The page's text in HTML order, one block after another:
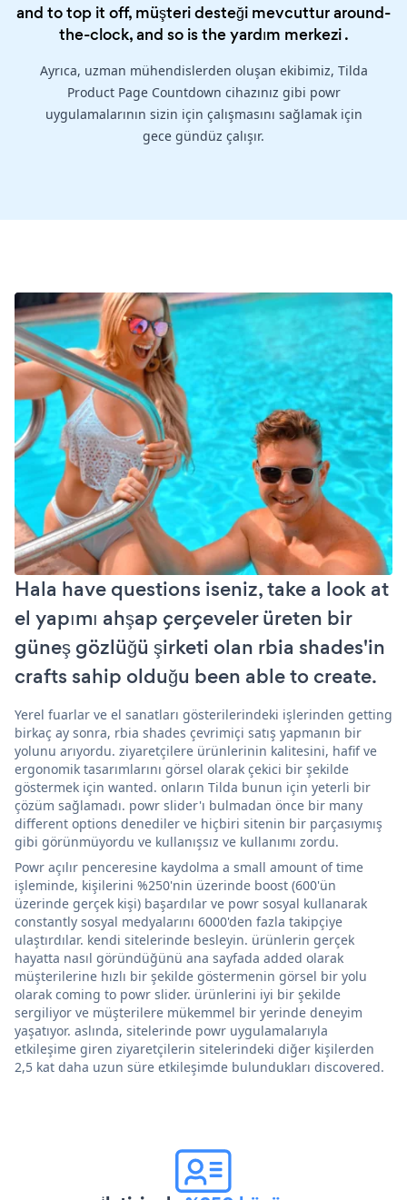
and to top it off, müşteri desteği mevcuttur around-
the-clock, and so is theyardım merkezi.
Ayrıca, uzman mühendislerden oluşan ekibimiz, Tilda
Product Page Countdown cihazınız gibi powr
uygulamalarının sizin için çalışmasını sağlamak için
gece gündüz çalışır.
Hala have questions iseniz, take a look at
el yapımı ahşap çerçeveler üreten bir
güneş gözlüğü şirketi olan rbia shades'in
crafts sahip olduğu been able to create.
Yerel fuarlar ve el sanatları gösterilerindeki işlerinden getting
birkaç ay sonra, rbia shades çevrimiçi satış yapmanın bir
yolunu arıyordu. ziyaretçilere ürünlerinin kalitesini, hafif ve
ergonomik tasarımlarını görsel olarak çekici bir şekilde
göstermek için wanted. onların Tilda bunun için yeterli bir
çözüm sağlamadı. powr slider'ı bulmadan önce bir many
different options denediler ve hiçbiri sitenin bir parçasıymış
gibi görünmüyordu ve kullanışsız ve kullanımı zordu.
Powr açılır penceresine kaydolma a small amount of time
işleminde, kişilerini %250'nin üzerinde boost (600'ün
üzerinde gerçek kişi) başardılar ve powr sosyal kullanarak
constantly sosyal medyalarını 6000'den fazla takipçiye
ulaştırdılar. kendi sitelerinde besleyin. ürünlerin gerçek
hayatta nasıl göründüğünü ana sayfada added olarak
müşterilerine hızlı bir şekilde göstermenin görsel bir yolu
olarak coming to powr slider. ürünlerini iyi bir şekilde
sergiliyor ve müşterilere mükemmel bir yerinde deneyim
yaşatıyor. aslında, sitelerinde powr uygulamalarıyla
etkileşime giren ziyaretçilerin sitelerindeki diğer kişilerden
2,5 kat daha uzun süre etkileşimde bulundukları discovered.